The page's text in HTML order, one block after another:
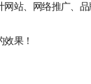
网站、网络推广、
果！